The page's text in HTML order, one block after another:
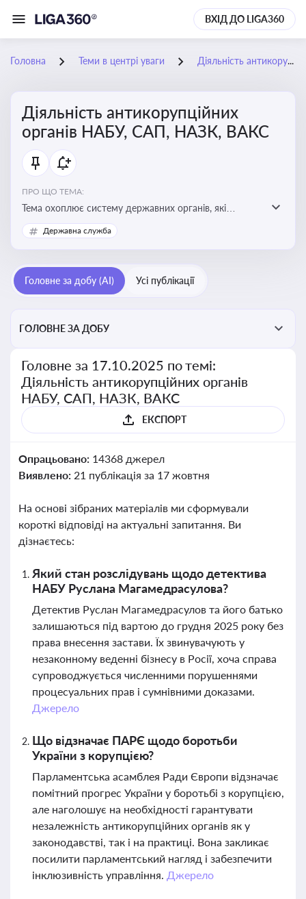
ВХІД ДО LIGA360
Головна Теми в центрі уваги Діяльність антикорупційних органів НАБУ, САП, НАЗК, ВАКС
Діяльність антикорупційних
органів НАБУ, САП, НАЗК, ВАКС
ПРО ЩО ТЕМА:
Тема охоплює систему державних органів, які
здійснюють запобігання, виявлення та розслідування
корупційних правопорушень, що є ключовим
у державному управлінні та бізнесі
Державна служба
Головне за добу (AI) Усі публікації
ГОЛОВНЕ ЗА ДОБУ
Головне за 17.10.2025 по темі:
Діяльність антикорупційних органів
НАБУ, САП, НАЗК, ВАКС
ЕКСПОРТ
Опрацьовано: 14368 джерел
Виявлено: 21 публікація за 17 жовтня
На основі зібраних матеріалів ми сформували
короткі відповіді на актуальні запитання. Ви
дізнаєтесь:
Який стан розслідувань щодо детектива
НАБУ Руслана Магамедрасулова?
Детектив Руслан Магамедрасулов та його батько
залишаються під вартою до грудня 2025 року без
права внесення застави. Їх звинувачують у
незаконному веденні бізнесу в Росії, хоча справа
супроводжується численними порушеннями
процесуальних прав і сумнівними доказами.
Джерело
Що відзначає ПАРЄ щодо боротьби
України з корупцією?
Парламентська асамблея Ради Європи відзначає
помітний прогрес України у боротьбі з корупцією,
але наголошує на необхідності гарантувати
незалежність антикорупційних органів як у
законодавстві, так і на практиці. Вона закликає
посилити парламентський нагляд і забезпечити
інклюзивність управління. Джерело